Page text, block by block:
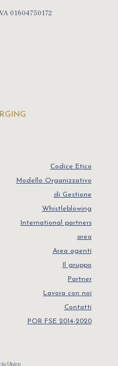
01604750172
Codice Etico
Modello Organizzativo
di Gestione
Whistleblowing
International partners
area
Area agenti
Il gruppo
Partner
Lavora con noi
Contatti
POR FSE 2014-2020
Unico